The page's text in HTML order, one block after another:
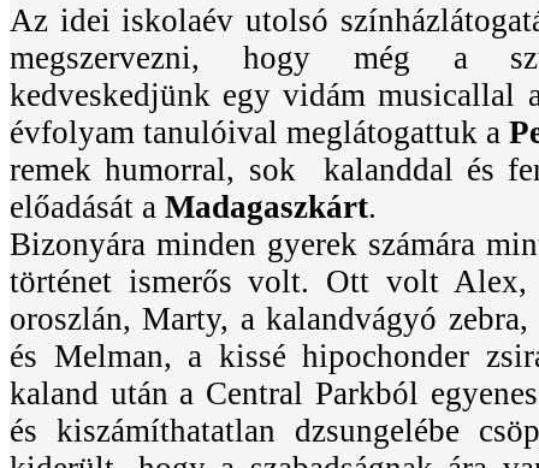
Az idei iskolaév utolsó
megszervezni, hogy még a
kedveskedjünk egy vidám musicallal
évfolyam tanulóival meglátogattuk a
remek humorral, sok kalanddal és
előadását a Madagaszkárt.
Bizonyára minden gyerek számára
történet ismerős volt. Ott volt Alex,
oroszlán, Marty, a kalandvágyó
és Melman, a kissé hipochonder
kaland után a Central Parkból
és kiszámíthatatlan dzsungelébe